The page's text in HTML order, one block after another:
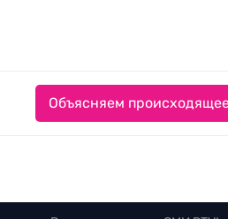
Объясняем